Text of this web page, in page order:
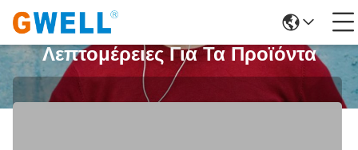
Λεπτομέρειες Για Τα Προϊόντα